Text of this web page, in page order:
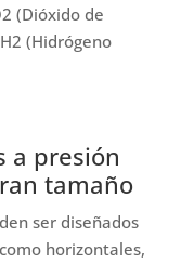
(Dióxido de
(Hidrógeno
a presión
tamaño
ser diseñados
horizontales,